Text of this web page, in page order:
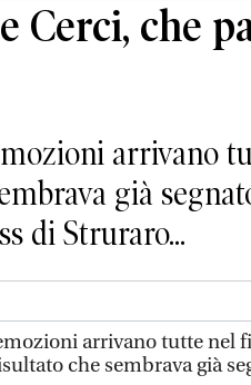
Cerci, che
arrivano
già
di Struraro...
arrivano tutte nel
che sembrava già